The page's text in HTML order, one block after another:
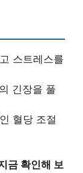
스트레스를
긴장을 풀
혈당 조절
금 확인해 보